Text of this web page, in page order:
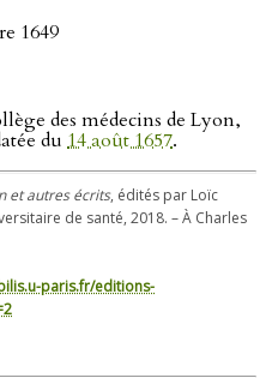
1649
des médecins de Lyon,
du 14 août 1657.
et autres écrits, édités par Loïc
de santé, 2018. – À Charles
paris.fr/editions-